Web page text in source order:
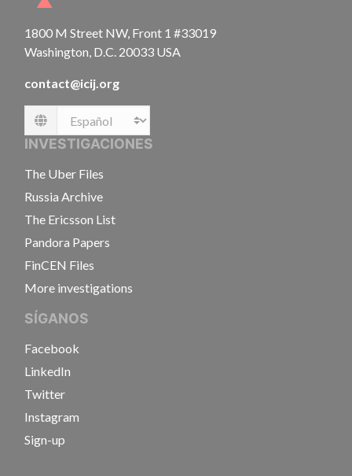
1800 M Street NW, Front 1 #33019
Washington, D.C. 20033 USA
contact@icij.org
Language
INVESTIGACIONES
The Uber Files
Russia Archive
The Ericsson List
Pandora Papers
FinCEN Files
More investigations
SÍGANOS
Facebook
LinkedIn
Twitter
Instagram
Sign-up